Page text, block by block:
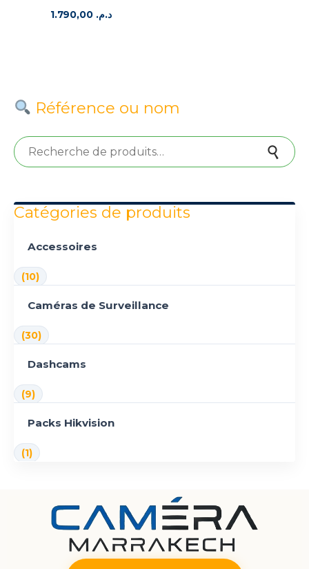
د.م.
Référence ou nom
Recherche pour :
Catégories de produits
Accessoires
(10)
Caméras de Surveillance
(30)
Dashcams
(9)
Packs Hikvision
(1)